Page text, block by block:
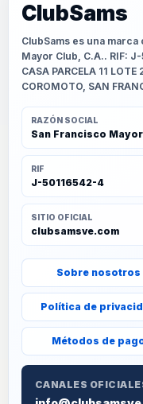
ClubSams
ClubSams es una
Mayor Club, C.A.. RIF:
CASA PARCELA 11
COROMOTO, SAN
RAZÓN SOCIAL
San Francisco Mayor
RIF
J-50116542-4
SITIO OFICIAL
clubsamsve.com
Sobre nosotros
Política de
Métodos de
CANALES